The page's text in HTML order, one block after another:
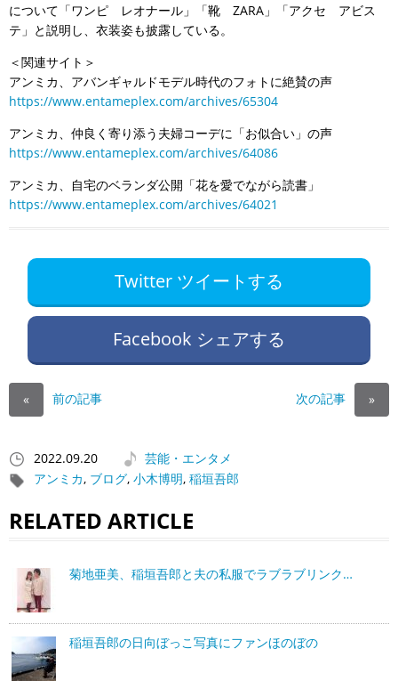
について「ワンピ レオナール」「靴 ZARA」「アクセ アビス
テ」と説明し、衣装姿も披露している。
＜関連サイト＞
アンミカ、アバンギャルドモデル時代のフォトに絶賛の声
https://www.entameplex.com/archives/65304
アンミカ、仲良く寄り添う夫婦コーデに「お似合い」の声
https://www.entameplex.com/archives/64086
アンミカ、自宅のベランダ公開「花を愛でながら読書」
https://www.entameplex.com/archives/64021
Twitter ツイートする
Facebook シェアする
« 前の記事 次の記事 »
2022.09.20
芸能・エンタメ
アンミカ, ブログ, 小木博明, 稲垣吾郎
RELATED ARTICLE
菊地亜美、稲垣吾郎と夫の私服でラブラブリンク…
稲垣吾郎の日向ぼっこ写真にファンほのぼの